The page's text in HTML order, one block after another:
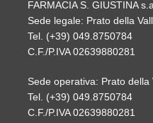
FARMACIA S. GIUSTINA
Sede legale: Prato della
Tel. (+39) 049.8750784
C.F./P.IVA 02639880281
Sede operativa: Prato della
Tel. (+39) 049.8750784
C.F./P.IVA 02639880281